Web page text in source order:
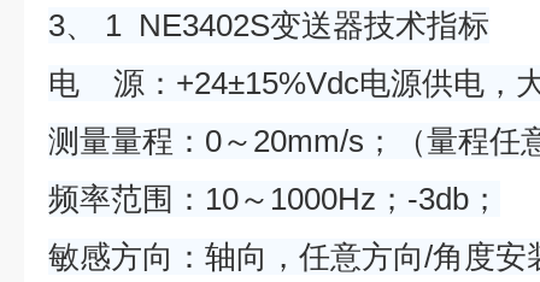
3、 1 NE3402S变送器技术指标
电 源：+24±15%Vdc电源供电，
测量量程：0～20mm/s；（量程任
频率范围：10～1000Hz；-3db；
敏感方向：轴向，任意方向/角度安